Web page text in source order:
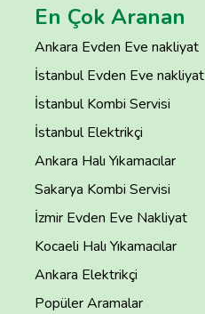
En Çok Aranan
Ankara Evden Eve nakliyat
İstanbul Evden Eve nakliyat
İstanbul Kombi Servisi
İstanbul Elektrikçi
Ankara Halı Yıkamacılar
Sakarya Kombi Servisi
İzmir Evden Eve Nakliyat
Kocaeli Halı Yıkamacılar
Ankara Elektrikçi
Popüler Aramalar